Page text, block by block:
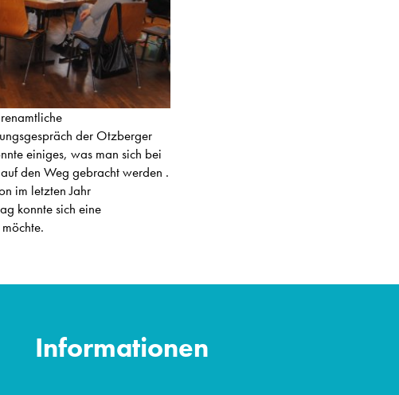
der Otzberger
einiges, was man sich bei
den Weg gebracht werden .
im letzten Jahr
konnte sich eine
Informationen